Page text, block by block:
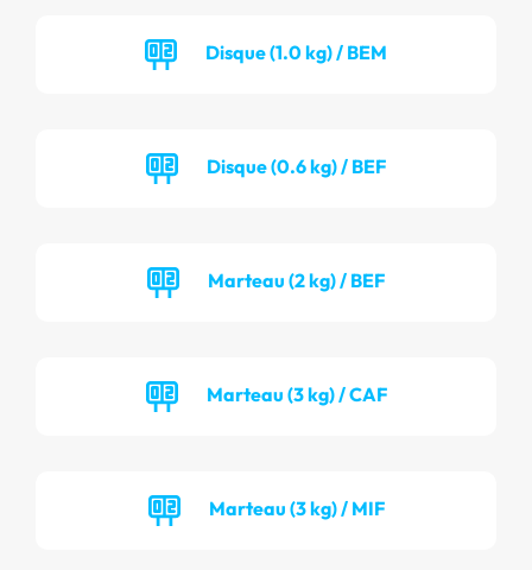
Disque (1.0 kg) / BEM
Disque (0.6 kg) / BEF
Marteau (2 kg) / BEF
Marteau (3 kg) / CAF
Marteau (3 kg) / MIF